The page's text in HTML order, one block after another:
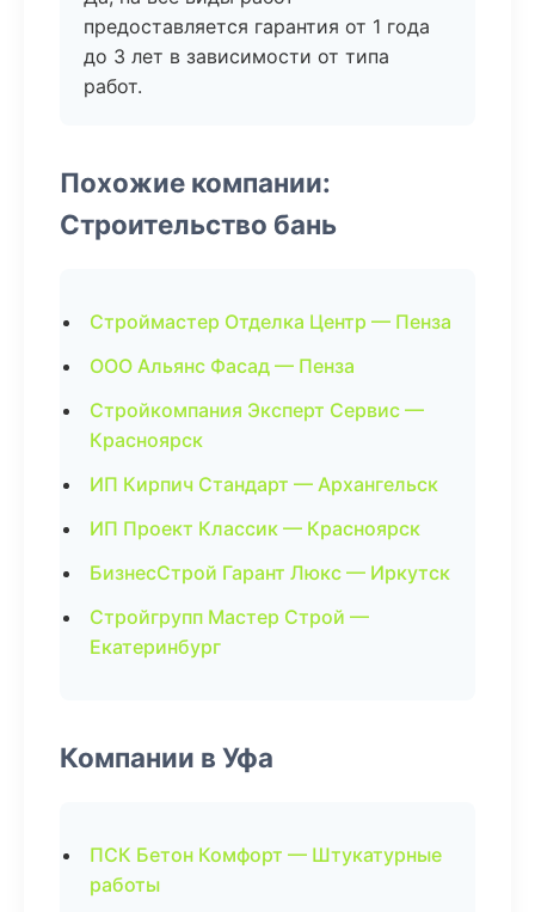
предоставляется гарантия от 1 года
до 3 лет в зависимости от типа
работ.
Похожие компании:
Строительство бань
Строймастер Отделка Центр — Пенза
ООО Альянс Фасад — Пенза
Стройкомпания Эксперт Сервис —
Красноярск
ИП Кирпич Стандарт — Архангельск
ИП Проект Классик — Красноярск
БизнесСтрой Гарант Люкс — Иркутск
Стройгрупп Мастер Строй —
Екатеринбург
Компании в Уфа
ПСК Бетон Комфорт — Штукатурные
работы